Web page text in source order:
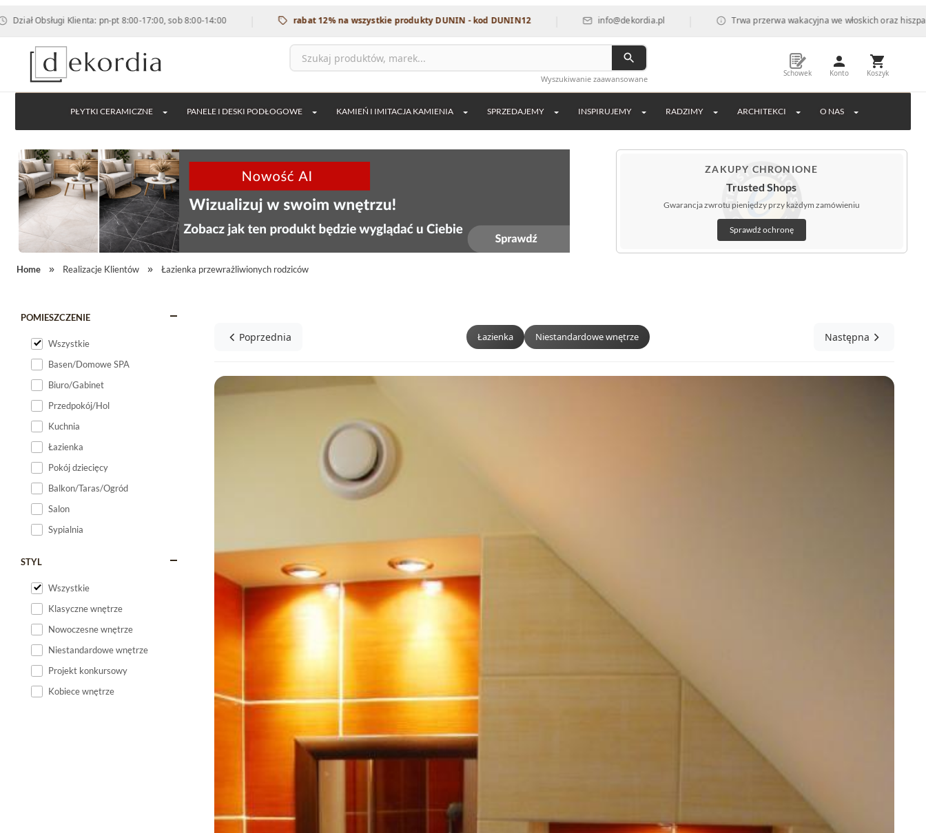
Klienta: pn-pt 8:00-17:00, sob 8:00-14:00 | rabat 12% na wszystkie produkty DUNIN - kod DUNIN12 | info@dekordia.pl | Trwa przerwa wakacyjna we włoskich oraz hiszpańskich
Wyszukiwanie zaawansowane
Schowek Konto Koszyk
PŁYTKI CERAMICZNE PANELE I DESKI PODŁOGOWE KAMIEŃ I IMITACJA KAMIENIA SPRZEDAJEMY INSPIRUJEMY RADZIMY ARCHITEKCI O NAS
ZAKUPY CHRONIONE
Trusted Shops
Gwarancja zwrotu pieniędzy przy każdym zamówieniu
Sprawdź ochronę
Home Realizacje Klientów Łazienka przewrażliwionych rodziców
POMIESZCZENIE
Wszystkie
Basen/Domowe SPA
Biuro/Gabinet
Przedpokój/Hol
Kuchnia
Łazienka
Pokój dziecięcy
Balkon/Taras/Ogród
Salon
Sypialnia
STYL
Wszystkie
Klasyczne wnętrze
Nowoczesne wnętrze
Niestandardowe wnętrze
Projekt konkursowy
Kobiece wnętrze
Poprzednia Łazienka Niestandardowe wnętrze Następna